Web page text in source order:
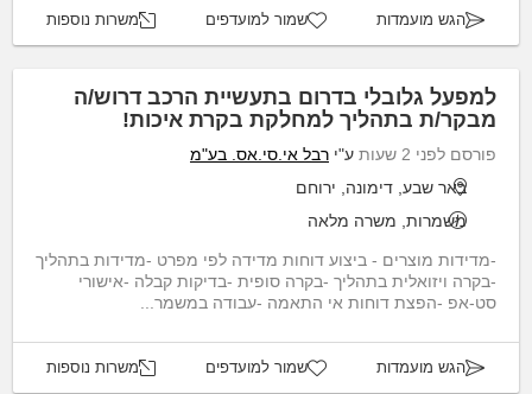
הגש מועמדות שמור למועדפים משרות נוספות
למפעל גלובלי בדרום בתעשיית הרכב דרוש/ה
מבקר/ת בתהליך למחלקת בקרת איכות!
פורסם לפני 2 שעות ע"י רבל אי.סי.אס. בע"מ
באר שבע, דימונה, ירוחם
משמרות, משרה מלאה
-מדידות מוצרים - ביצוע דוחות מדידה לפי מפרט -מדידות בתהליך
-בקרה ויזואלית בתהליך -בקרה סופית -בדיקות קבלה -אישורי
סט-אפ -הפצת דוחות אי התאמה -עבודה במשמר...
הגש מועמדות שמור למועדפים משרות נוספות